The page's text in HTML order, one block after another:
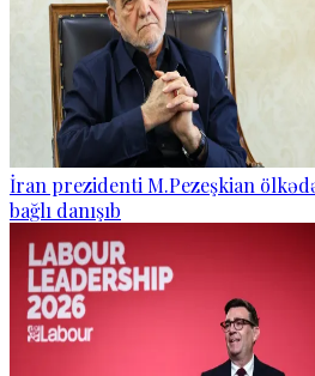
İran prezidenti M.Pezeşkian
bağlı danışıb